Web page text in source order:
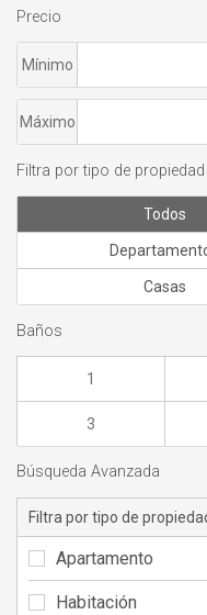
Precio
Mínimo
Máximo
Filtra por tipo de propiedad
Todos
Casas
Baños
1
3
Búsqueda Avanzada
Filtra por tipo de
Apartamento
Habitación